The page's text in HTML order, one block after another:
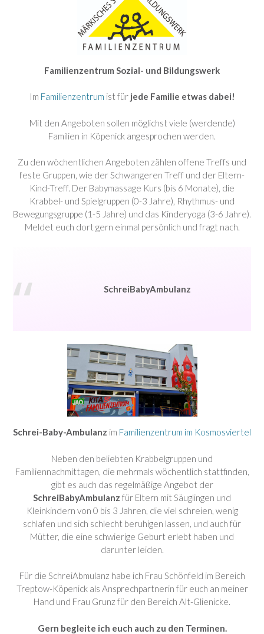
Familienzentrum Sozial- und Bildungswerk
Im Familienzentrum ist für jede Familie etwas dabei!
Mit den Angeboten sollen möglichst viele (werdende)
Familien in Köpenick angesprochen werden.
Zu den wöchentlichen Angeboten zählen offene Treffs und
feste Gruppen, wie der Schwangeren Treff und der Eltern-
Kind-Treff. Der Babymassage Kurs (bis 6 Monate), die
Krabbel- und Spielgruppen (0-3 Jahre), Rhythmus- und
Bewegungsgruppe (1-5 Jahre) und das Kinderyoga (3-6 Jahre).
Meldet euch dort gern einmal persönlich und fragt nach.
SchreiBabyAmbulanz
Schrei-Baby-Ambulanz im Familienzentrum im Kosmosviertel
Neben den beliebten Krabbelgruppen und
Familiennachmittagen, die mehrmals wöchentlich stattfinden,
gibt es auch das regelmäßige Angebot der
SchreiBabyAmbulanz für Eltern mit Säuglingen und
Kleinkindern von 0 bis 3 Jahren, die viel schreien, wenig
schlafen und sich schlecht beruhigen lassen, und auch für
Mütter, die eine schwierige Geburt erlebt haben und
darunter leiden.
Für die SchreiAbmulanz habe ich Frau Schönfeld im Bereich
Treptow-Köpenick als Ansprechpartnerin für euch an meiner
Hand und Frau Grunz für den Bereich Alt-Glienicke.
Gern begleite ich euch auch zu den Terminen.